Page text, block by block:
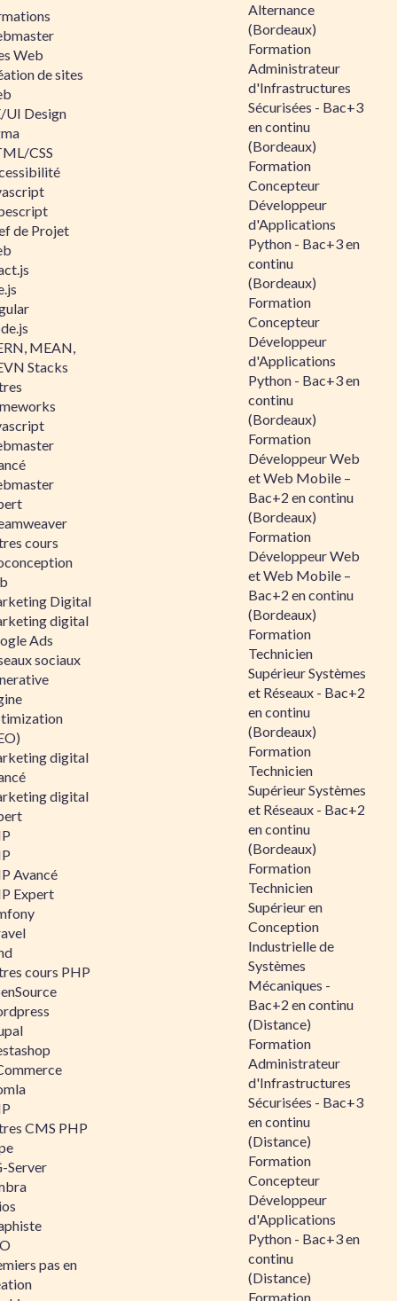
Web
de sites
UI Design
CSS
de Projet
MEAN,
Stacks
cours
Digital
digital
Ads
sociaux
digital
digital
Avancé
Expert
cours PHP
CMS PHP
Server
pas en
Alternance
(Bordeaux)
Formation
Administrateur
d'Infrastructures
Sécurisées - Bac+3
en continu
(Bordeaux)
Formation
Concepteur
Développeur
d'Applications
Python - Bac+3 en
continu
(Bordeaux)
Formation
Concepteur
Développeur
d'Applications
Python - Bac+3 en
continu
(Bordeaux)
Formation
Développeur Web
et Web Mobile –
Bac+2 en continu
(Bordeaux)
Formation
Développeur Web
et Web Mobile –
Bac+2 en continu
(Bordeaux)
Formation
Technicien
Supérieur Systèmes
et Réseaux - Bac+2
en continu
(Bordeaux)
Formation
Technicien
Supérieur Systèmes
et Réseaux - Bac+2
en continu
(Bordeaux)
Formation
Technicien
Supérieur en
Conception
Industrielle de
Systèmes
Mécaniques -
Bac+2 en continu
(Distance)
Formation
Administrateur
d'Infrastructures
Sécurisées - Bac+3
en continu
(Distance)
Formation
Concepteur
Développeur
d'Applications
Python - Bac+3 en
continu
(Distance)
Formation